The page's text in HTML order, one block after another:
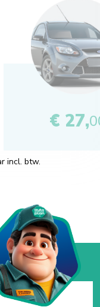
€ 27,
incl. btw.